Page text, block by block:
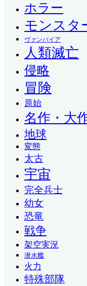
ホラー
モンスタ
ヴァンパイア
人類滅亡
侵略
冒険
原始
名作・大
地球
変態
太古
宇宙
完全兵士
幼女
恐竜
戦争
架空実況
潜水艦
火力
特殊部隊